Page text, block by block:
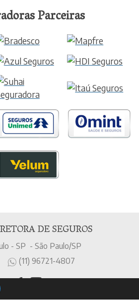
Parceiras
DE SEGUROS
- SP - São Paulo/SP
(11) 96721-4807